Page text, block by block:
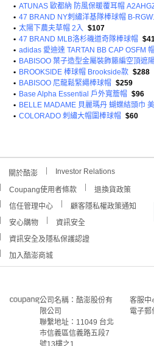
• ATUNAS 歐都納 防風保暖覆耳帽
• 47 BRAND NY刺繡洋基隊棒球帽 B-
• 太陽下農夫草帽 2入 $107
• 47 BRAND MLB洛杉磯道奇隊棒球帽
• adidas 愛迪達 TARTAN BB CAP OSFM
• BABISOO 葉子造型金屬裝飾籐編空頂遮
• BROOKSIDE 棒球帽 Brookside款 $288
• BABISOO 尼龍鬆緊繩棒球帽 $259
• Base Alpha Essential 戶外寬簷帽 $96
• BELLE MADAME 貝麗瑪丹 蝴蝶結頭巾
• COLORADO 刺繡大帽圍棒球帽 $60
關於酷澎 Investor Relations
Coupang使用者條款
退換貨政策
信任管理中心
顧客隱私權政策通知
安心購物
資訊安全
資訊安全及隱私保護認證
加入酷澎商城
公司名稱：酷澎股份有
限公司
聯繫地址：11049 台北
市信義區信義路五段7
號13樓之1
客服中
電子